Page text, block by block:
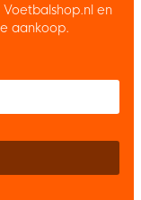
en
aankoop.
to subscribe to